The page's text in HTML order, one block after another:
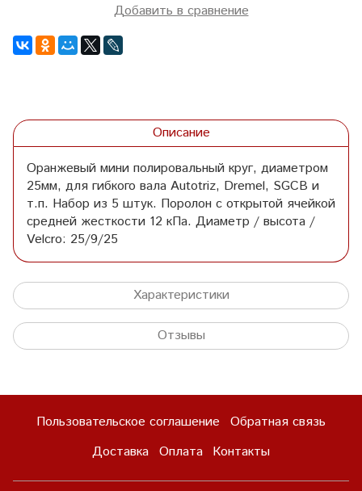
Добавить в сравнение
Описание
Оранжевый мини полировальный круг, диаметром
25мм, для гибкого вала Autotriz, Dremel, SGCB и
т.п. Набор из 5 штук. Поролон с открытой ячейкой
средней жесткости 12 кПа. Диаметр / высота /
Velcro: 25/9/25
Характеристики
Отзывы
Пользовательское соглашение Обратная связь
Доставка Оплата Контакты